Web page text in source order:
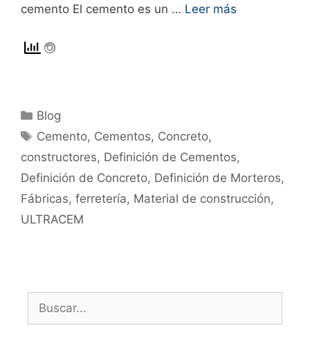
cemento El cemento es un … Leer más
Blog
Cemento, Cementos, Concreto,
constructores, Definición de Cementos,
Definición de Concreto, Definición de Morteros,
Fábricas, ferretería, Material de construcción,
ULTRACEM